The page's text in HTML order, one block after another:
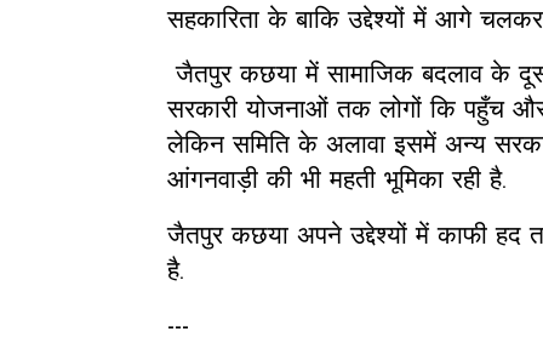
सहकारिता के बाकि उद्देश्यों में आगे
जैतपुर कछया में सामाजिक बदलाव के
सरकारी योजनाओं तक लोगों कि पहुँच
लेकिन समिति के अलावा इसमें अन्य
आंगनवाड़ी की भी महती भूमिका रही है.
जैतपुर कछया अपने उद्देश्यों में काफी
है.
---